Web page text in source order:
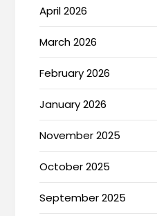
April 2026
March 2026
February 2026
January 2026
November 2025
October 2025
September 2025